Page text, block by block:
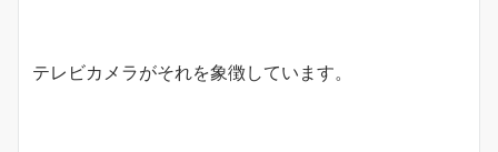
テレビカメラがそれを象徴しています。